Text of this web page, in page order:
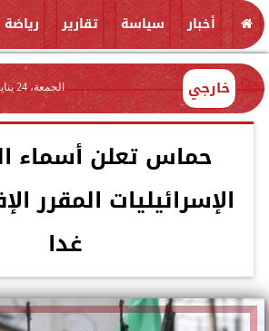
أخبار سياسة تقارير رياضة
خارجي الجمعة، 24 يناير 2025
حماس تعلن أسماء
الإسرائيليات المقرر
غدا